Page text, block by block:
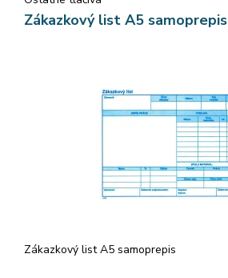
Zákazkový list A5 samoprepis
Zákazkový list A5 samoprepis